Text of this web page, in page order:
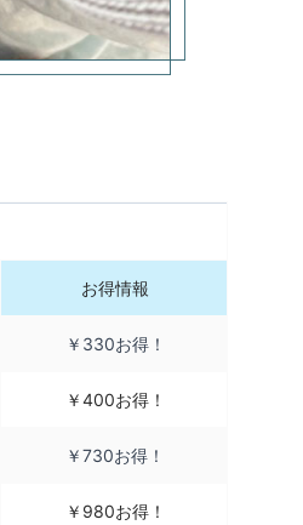
お得情報
￥330お得！
￥400お得！
￥730お得！
￥980お得！